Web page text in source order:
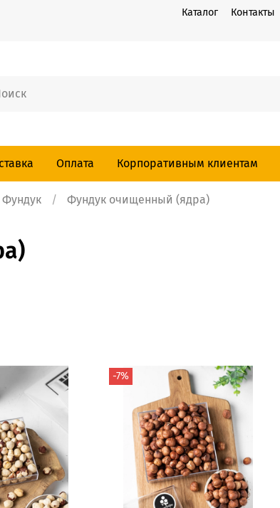
Каталог Контакты
Оплата Корпоративным клиентам
Фундук Фундук очищенный (ядра)
-7%